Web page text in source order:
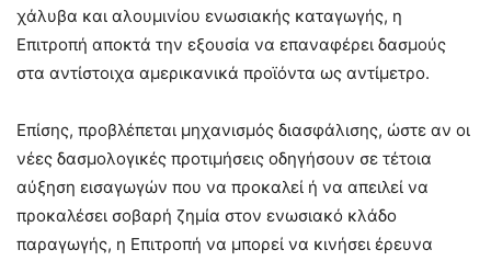
χάλυβα και αλουμινίου ενωσιακής καταγωγής, η
Επιτροπή αποκτά την εξουσία να επαναφέρει δασμούς
στα αντίστοιχα αμερικανικά προϊόντα ως αντίμετρο.
Επίσης, προβλέπεται μηχανισμός διασφάλισης, ώστε αν οι
νέες δασμολογικές προτιμήσεις οδηγήσουν σε τέτοια
αύξηση εισαγωγών που να προκαλεί ή να απειλεί να
προκαλέσει σοβαρή ζημία στον ενωσιακό κλάδο
παραγωγής, η Επιτροπή να μπορεί να κινήσει έρευνα